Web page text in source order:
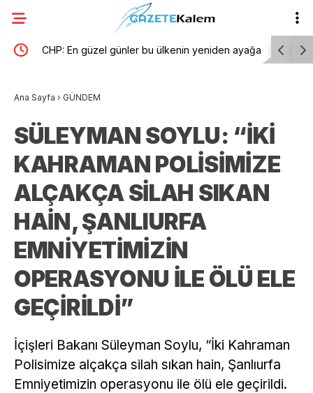
CHP: En güzel günler bu ülkenin yeniden ayağa Yatağan
Ana Sayfa › GÜNDEM
SÜLEYMAN SOYLU: “İKİ
KAHRAMAN POLİSİMİZE
ALÇAKÇA SİLAH SIKAN
HAİN, ŞANLIURFA
EMNİYETİMİZİN
OPERASYONU İLE ÖLÜ ELE
GEÇİRİLDİ”
İçişleri Bakanı Süleyman Soylu, “İki Kahraman
Polisimize alçakça silah sıkan hain, Şanlıurfa
Emniyetimizin operasyonu ile ölü ele geçirildi.